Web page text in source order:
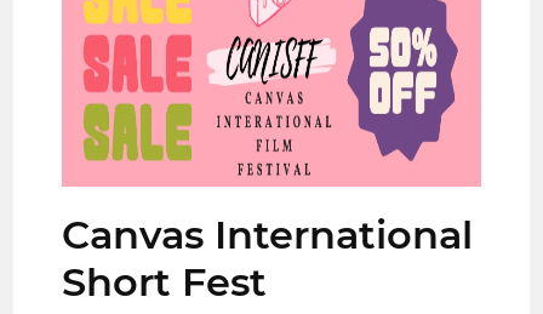
Canvas International
Short Fest